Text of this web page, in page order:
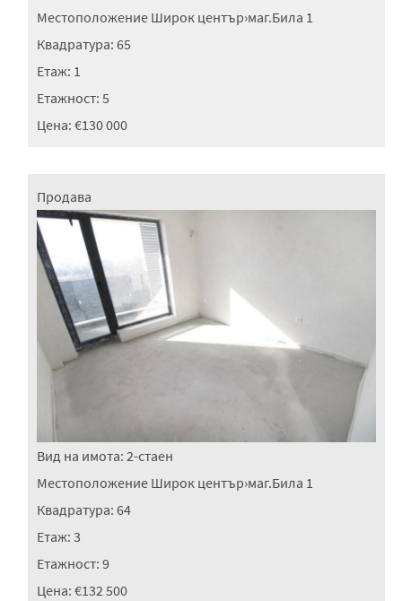
Местоположение Широк център›маг.Била 1
Квадратура: 65
Етаж: 1
Етажност: 5
Цена: €130 000
Продава
Вид на имота: 2-стаен
Местоположение Широк център›маг.Била 1
Квадратура: 64
Етаж: 3
Етажност: 9
Цена: €132 500